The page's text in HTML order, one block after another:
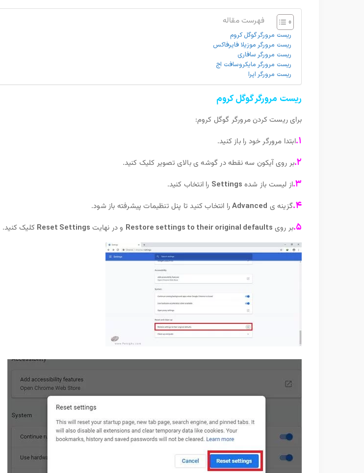
فهرست مقاله
ریست مرورگر گوگل کروم
ریست مرورگر موزیلا فایرفاکس
ریست مرورگر سافاری
ریست مرورگر مایکروسافت اج
ریست مرورگر اپرا
ریست مرورگر گوگل کروم
برای ریست کردن مرورگر گوگل کروم:
۱. ابتدا مرورگر خود را باز کنید.
۲. بر روی آیکون سه نقطه در گوشه ی بالای تصویر کلیک کنید.
۳. از لیست باز شده Settings را انتخاب کنید.
۴. گزینه ی Advancedرا انتخاب کنید تا پنل تنظیمات پیشرفته باز شود.
۵. بر روی Restore settings to their original defaults و در نهایت Reset Settings کلیک کنید.